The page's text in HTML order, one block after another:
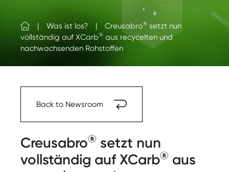
Was ist los? Creusabro® setzt nun
vollständig auf XCarb® aus recycelten und
nachwachsenden Rohstoffen
Creusabro® setzt nun
vollständig auf XCarb® aus
Back to Newsroom